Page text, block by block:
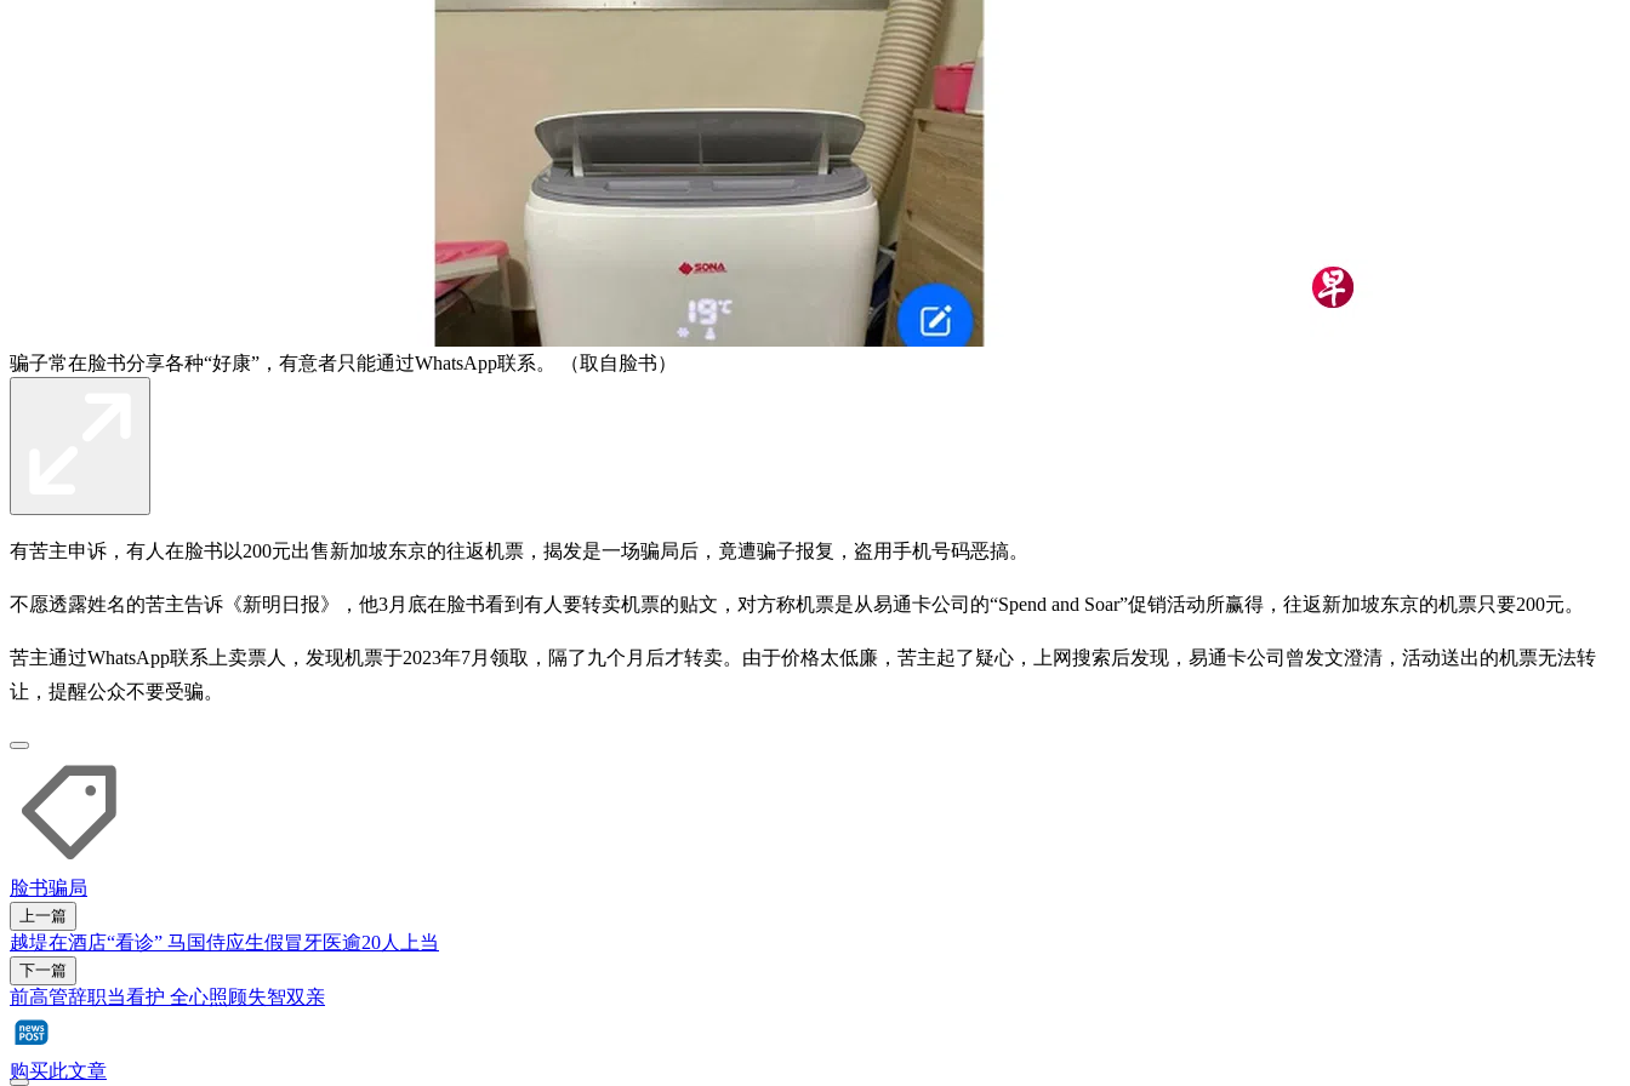
骗子常在脸书分享各种“好康”，有意者只能通过WhatsApp联系。 （取自脸书）
有苦主申诉，有人在脸书以200元出售新加坡东京的往返机票，揭发是一场骗局后，竟遭骗子报复，盗用手机号码恶搞。
不愿透露姓名的苦主告诉《新明日报》，他3月底在脸书看到有人要转卖机票的贴文，对方称机票是从易通卡公司的“Spend and Soar”促销活动所赢得，往返新加坡东京的机票只要200元。
苦主通过WhatsApp联系上卖票人，发现机票于2023年7月领取，隔了九个月后才转卖。由于价格太低廉，苦主起了疑心，上网搜索后发现，易通卡公司曾发文澄清，活动送出的机票无法转
让，提醒公众不要受骗。
脸书骗局
上一篇
越堤在酒店“看诊” 马国侍应生假冒牙医逾20人上当
下一篇
前高管辞职当看护 全心照顾失智双亲
购买此文章